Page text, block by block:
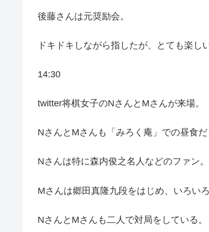
後藤さんは元奨励会。
ドキドキしながら指したが、とても楽し
14:30
twitter将棋女子のNさんとMさんが来場。
NさんとMさんも「みろく庵」での昼食だ
Nさんは特に森内俊之名人などのファン。
Mさんは郷田真隆九段をはじめ、いろい
NさんとMさんも二人で対局をしている。